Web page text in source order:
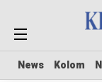
News Kolom
News Kolom